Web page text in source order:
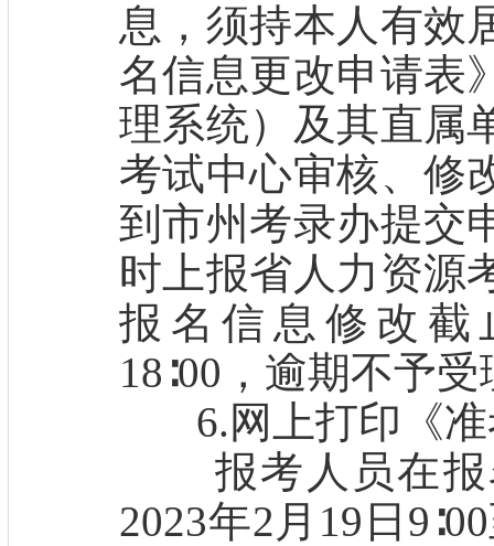
息，须持本人有效
名信息更改申请表
理系统）及其直属
考试中心审核、修
到市州考录办提交
时上报省人力资源
报名信息修改截
18∶00，逾期不予受
6.网上打印《准
报考人员在报
2023年2月19日